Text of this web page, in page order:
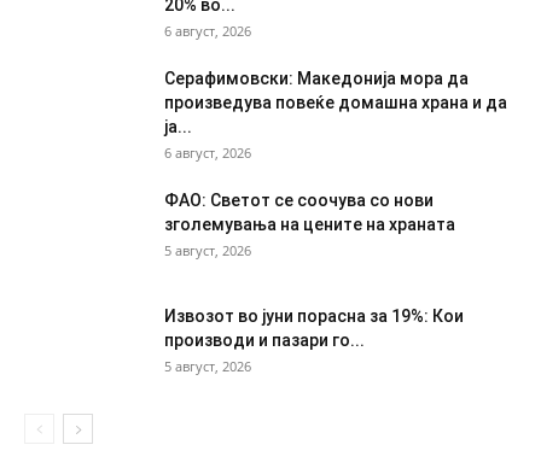
20% во...
6 август, 2026
Серафимовски: Македонија мора да
произведува повеќе домашна храна и да
ја...
6 август, 2026
ФАО: Светот се соочува со нови
зголемувања на цените на храната
5 август, 2026
Извозот во јуни порасна за 19%: Кои
производи и пазари го...
5 август, 2026